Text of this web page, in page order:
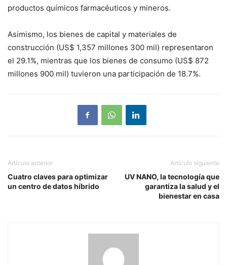
productos químicos farmacéuticos y mineros.
Asimismo, los bienes de capital y materiales de
construcción (US$ 1,357 millones 300 mil) representaron
el 29.1%, mientras que los bienes de consumo (US$ 872
millones 900 mil) tuvieron una participación de 18.7%.
Artículo anterior
Cuatro claves para optimizar
un centro de datos híbrido
Artículo siguiente
UV NANO, la tecnología que
garantiza la salud y el
bienestar en casa